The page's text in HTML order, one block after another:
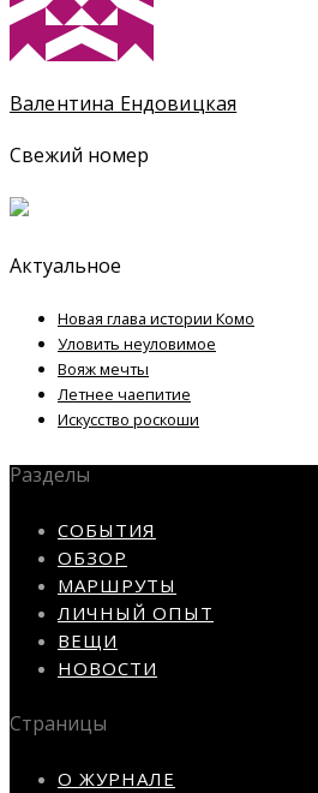
Валентина Ендовицкая
Свежий номер
Актуальное
Новая глава истории Комо
Уловить неуловимое
Вояж мечты
Летнее чаепитие
Искусство роскоши
Разделы
СОБЫТИЯ
ОБЗОР
МАРШРУТЫ
ЛИЧНЫЙ ОПЫТ
ВЕЩИ
НОВОСТИ
Страницы
О ЖУРНАЛЕ